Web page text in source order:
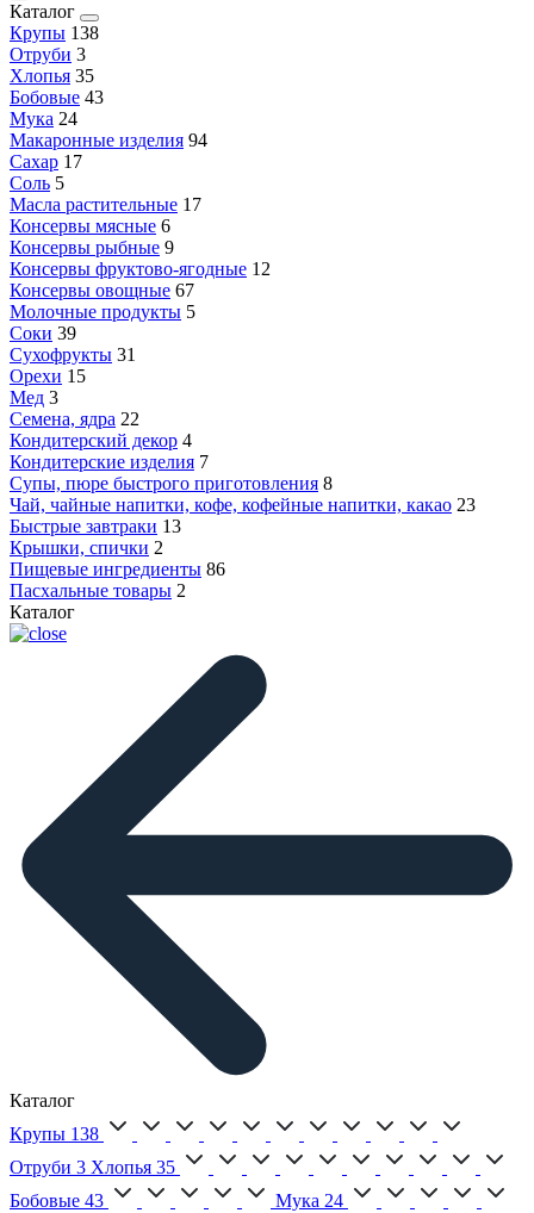
Каталог
Крупы 138
Отруби 3
Хлопья 35
Бобовые 43
Мука 24
Макаронные изделия 94
Сахар 17
Соль 5
Масла растительные 17
Консервы мясные 6
Консервы рыбные 9
Консервы фруктово-ягодные 12
Консервы овощные 67
Молочные продукты 5
Соки 39
Сухофрукты 31
Орехи 15
Мед 3
Семена, ядра 22
Кондитерский декор 4
Кондитерские изделия 7
Супы, пюре быстрого приготовления 8
Чай, чайные напитки, кофе, кофейные напитки, какао 23
Быстрые завтраки 13
Крышки, спички 2
Пищевые ингредиенты 86
Пасхальные товары 2
Каталог
Каталог
Крупы 138
Отруби 3 Хлопья 35
Бобовые 43 Мука 24